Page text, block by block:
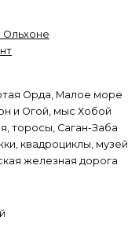
Орда, Малое море
и Огой, мыс Хобой
торосы, Саган-Заба
квадроциклы, музей
железная дорога